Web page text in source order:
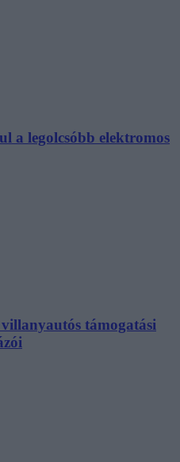
a legolcsóbb elektromos
támogatási